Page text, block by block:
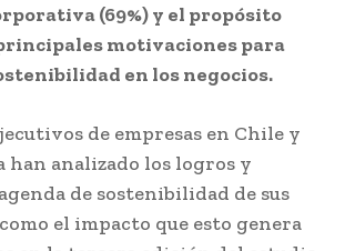
(69%) y el propósito
motivaciones para
en los negocios.
de empresas en Chile y
han analizado los logros y
de sostenibilidad de sus
el impacto que esto genera